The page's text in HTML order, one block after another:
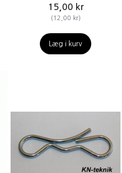
15,00 kr
( 12,00 kr)
Læg i kurv